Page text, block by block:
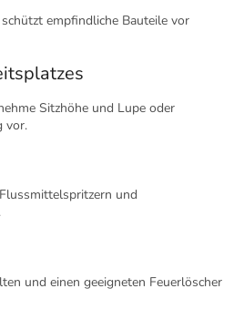
schützt empfindliche Bauteile vor
Sitzhöhe und Lupe oder
vor.
und
und einen geeigneten Feuerlöscher